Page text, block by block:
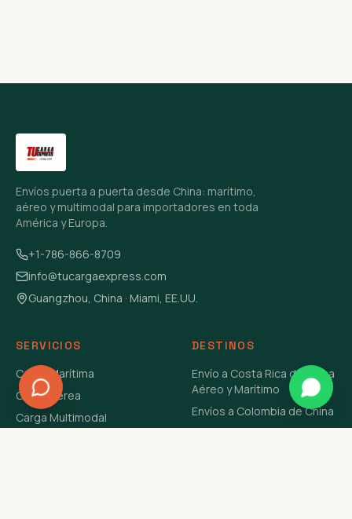
Envíos puerta a puerta desde China: marítimo,
aéreo y multimodal para importadores en toda
América y Europa.
+1-786-866-8709
info@tucargaexpress.com
Guangzhou, China · Miami, EE.UU.
SERVICIOS
Carga Marítima
Carga Aérea
Carga Multimodal
DESTINOS
Envío a Costa Rica de China
Aéreo y Marítimo
Envíos a Colombia de China